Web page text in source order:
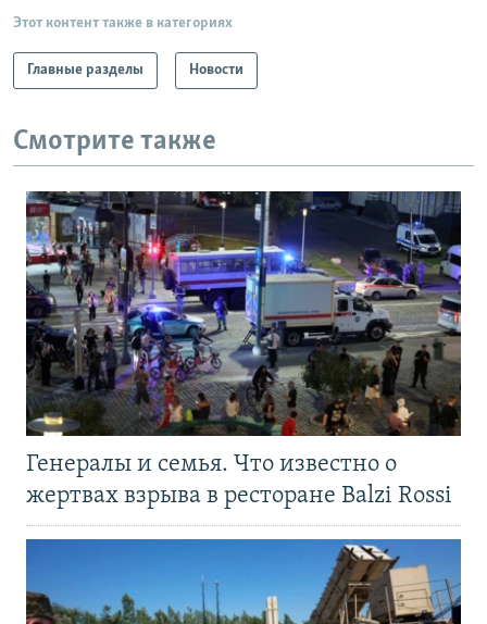
Этот контент также в категориях
Главные разделы Новости
Смотрите также
Генералы и семья. Что известно о
жертвах взрыва в ресторане Balzi Rossi